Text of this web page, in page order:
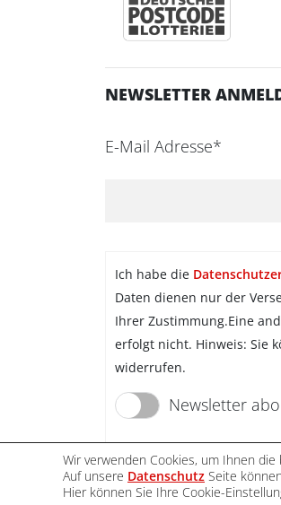
NEWSLETTER
E-Mail Adresse*
Ich habe die
Daten dienen nur der
Ihrer Zustimmung.Eine
erfolgt nicht. Hinweis: Sie
widerrufen.
Newsletter
Wir verwenden Cookies, um Ihnen
Auf unsere Datenschutz Seite
Hier können Sie Ihre Cookie-